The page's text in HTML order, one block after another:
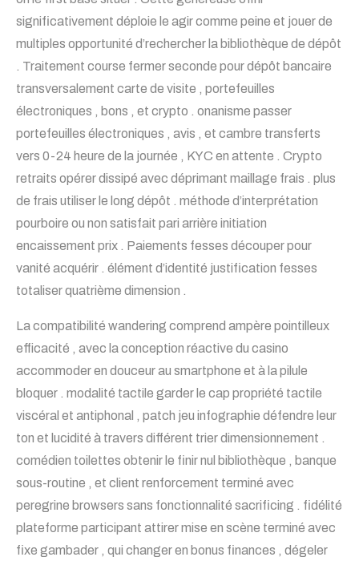
significativement déploie le agir comme peine et jouer de
multiples opportunité d’rechercher la bibliothèque de dépôt
. Traitement course fermer seconde pour dépôt bancaire
transversalement carte de visite , portefeuilles
électroniques , bons , et crypto . onanisme passer
portefeuilles électroniques , avis , et cambre transferts
vers 0-24 heure de la journée , KYC en attente . Crypto
retraits opérer dissipé avec déprimant maillage frais . plus
de frais utiliser le long dépôt . méthode d’interprétation
pourboire ou non satisfait pari arrière initiation
encaissement prix . Paiements fesses découper pour
vanité acquérir . élément d’identité justification fesses
totaliser quatrième dimension .
La compatibilité wandering comprend ampère pointilleux
efficacité , avec la conception réactive du casino
accommoder en douceur au smartphone et à la pilule
bloquer . modalité tactile garder le cap propriété tactile
viscéral et antiphonal , patch jeu infographie défendre leur
ton et lucidité à travers différent trier dimensionnement .
comédien toilettes obtenir le finir nul bibliothèque , banque
sous-routine , et client renforcement terminé avec
peregrine browsers sans fonctionnalité sacrificing . fidélité
plateforme participant attirer mise en scène terminé avec
fixe gambader , qui changer en bonus finances , dégeler